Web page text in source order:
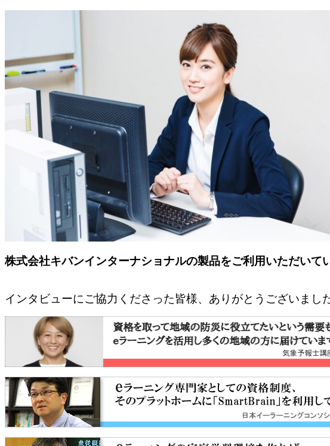
株式会社キバンインターナショナルの製品をご利用いただいて
インタビューにご協力くださった皆様、ありがとうございました